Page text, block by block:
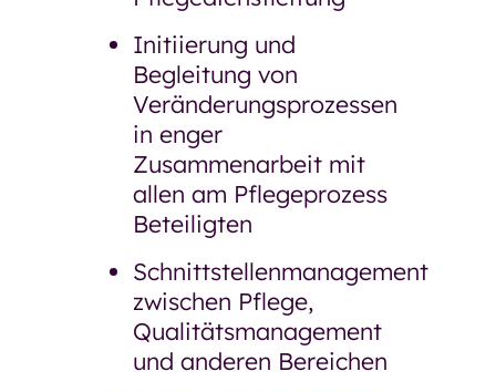
Initiierung und
Begleitung von
Veränderungsprozessen
in enger
Zusammenarbeit mit
allen am Pflegeprozess
Beteiligten
Schnittstellenmanagement
zwischen Pflege,
Qualitätsmanagement
und anderen Bereichen